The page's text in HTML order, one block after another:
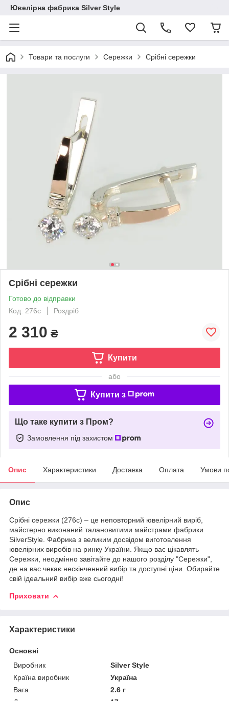
Ювелірна фабрика Silver Style
Товари та послуги Сережки Срібні сережки
Срібні сережки
Готово до відправки
Код: 276с
Роздріб
2 310 ₴
Купити
або
Купити з
Що таке купити з Пром?
Замовлення під захистом
Опис Характеристики Доставка Оплата Умови
Опис
Срібні сережки (276с) – це неповторний ювелірний виріб,
майстерно виконаний талановитими майстрами фабрики
SilverStyle. Фабрика з великим досвідом виготовлення
ювелірних виробів на ринку України. Якщо вас цікавлять
Сережки, неодмінно завітайте до нашого розділу "Сережки",
де на вас чекає нескінченний вибір та доступні ціни. Обирайте
свій ідеальний вибір вже сьогодні!
Приховати
Характеристики
Основні
Виробник
Silver Style
Країна виробник
Україна
Вага
2.6 г